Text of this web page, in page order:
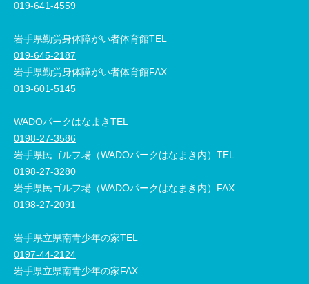
019-641-4559
岩手県勤労身体障がい者体育館TEL
019-645-2187
岩手県勤労身体障がい者体育館FAX
019-601-5145
WADOパークはなまきTEL
0198-27-3586
岩手県民ゴルフ場（WADOパークはなまき内）TEL
0198-27-3280
岩手県民ゴルフ場（WADOパークはなまき内）FAX
0198-27-2091
岩手県立県南青少年の家TEL
0197-44-2124
岩手県立県南青少年の家FAX